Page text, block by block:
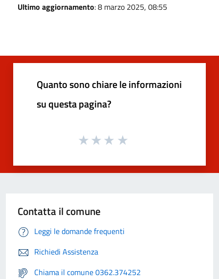
Ultimo aggiornamento: 8 marzo 2025, 08:55
Quanto sono chiare le informazioni
su questa pagina?
Contatta il comune
Leggi le domande frequenti
Richiedi Assistenza
Chiama il comune 0362.374252